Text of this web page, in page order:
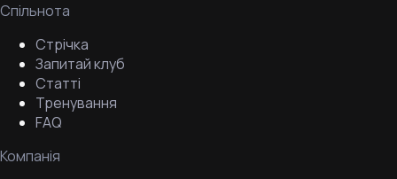
Спільнота
Стрічка
Запитай клуб
Статті
Тренування
FAQ
Компанія